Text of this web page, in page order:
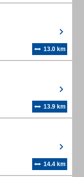
13.0 km
13.9 km
14.4 km